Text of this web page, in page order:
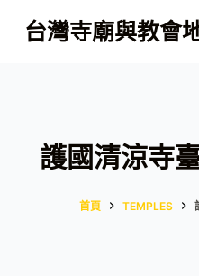
跳
至
台灣寺廟與教會
護國清涼寺
首頁 TEMPLES